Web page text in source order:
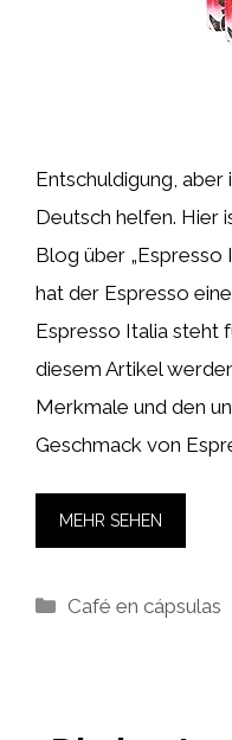
Entschuldigung, aber
Deutsch helfen. Hier
Blog über „Espresso
hat der Espresso
Espresso Italia steht
diesem Artikel
Merkmale und den
Geschmack von
MEHR SEHEN
Kategorien
Café en cápsulas